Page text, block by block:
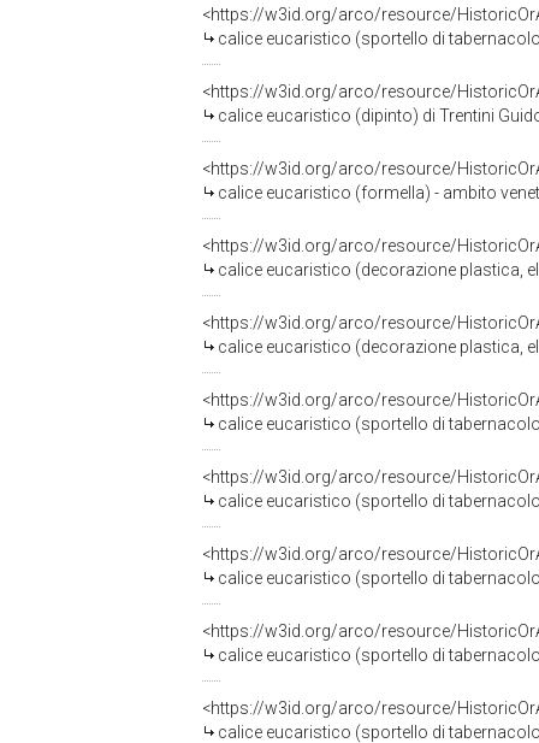
<https://w3id.org/arco/resource/
calice eucaristico (sportello di
<https://w3id.org/arco/resource/
calice eucaristico (dipinto) di Trentini
<https://w3id.org/arco/resource/
calice eucaristico (formella) - ambito
<https://w3id.org/arco/resource/
calice eucaristico (decorazione plastica,
<https://w3id.org/arco/resource/
calice eucaristico (decorazione plastica,
<https://w3id.org/arco/resource/
calice eucaristico (sportello di
<https://w3id.org/arco/resource/
calice eucaristico (sportello di
<https://w3id.org/arco/resource/
calice eucaristico (sportello di
<https://w3id.org/arco/resource/
calice eucaristico (sportello di
<https://w3id.org/arco/resource/
calice eucaristico (sportello di